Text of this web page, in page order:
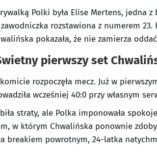
Polki była Elise Mertens, jedna z
rozstawiona z numerem 23.
pokazała, że nie zamierza
pierwszy set
rozpoczęła mecz. Już w
wcześniej 40:0 przy własnym
straty, ale Polka imponowała
w którym Chwalińska ponownie
breakiem powrotnym, 24-latka